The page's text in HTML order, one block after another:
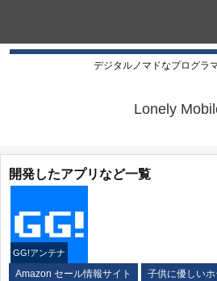
デジタルノマドなプログラ
Lonely
開発したアプリなど一覧
GG!アンテナ
Amazon セール情報サイト 子供に優しい